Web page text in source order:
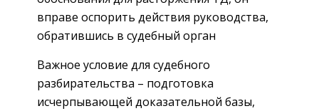
вправе оспорить действия руководства,
обратившись в судебный орган
Важное условие для судебного
разбирательства – подготовка
исчерпывающей доказательной базы,